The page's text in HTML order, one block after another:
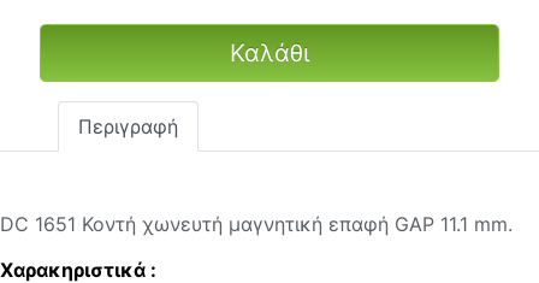
Καλάθι
Περιγραφή
DC 1651 Κοντή χωνευτή μαγνητική επαφή GAP 11.1 mm.
Χαρακηριστικά :